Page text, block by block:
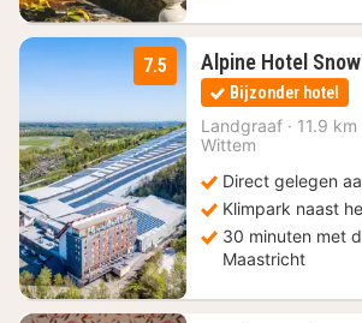
7.5 Alpine Hotel
Bijzonder hotel
Landgraaf · 11.9
Wittem
Direct gelegen
Klimpark naast
30 minuten met
Maastricht